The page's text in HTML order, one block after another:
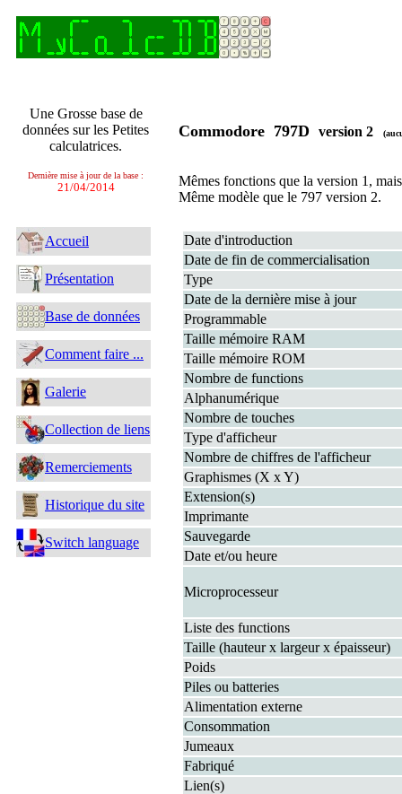
Une Grosse base de
données sur les Petites
calculatrices.
Dernière mise à jour de la base :
21/04/2014
Accueil
Présentation
Base de données
Comment faire ...
Galerie
Collection de liens
Remerciements
Historique du site
Switch language
Commodore 797D version 2
Mêmes fonctions que la version 1,
Même modèle que le 797 version 2.
Date d'introduction
Date de fin de commercialisation
Type
Date de la dernière mise à jour
Programmable
Taille mémoire RAM
Taille mémoire ROM
Nombre de functions
Alphanumérique
Nombre de touches
Type d'afficheur
Nombre de chiffres de l'afficheur
Graphismes (X x Y)
Extension(s)
Imprimante
Sauvegarde
Date et/ou heure
Microprocesseur
Liste des functions
Taille (hauteur x largeur x épaisseur)
Poids
Piles ou batteries
Alimentation externe
Consommation
Jumeaux
Fabriqué
Lien(s)